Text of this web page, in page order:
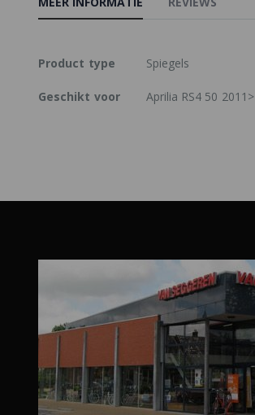
Meer
Product type Spiegels
Geschikt voor Aprilia RS4 50 2011>